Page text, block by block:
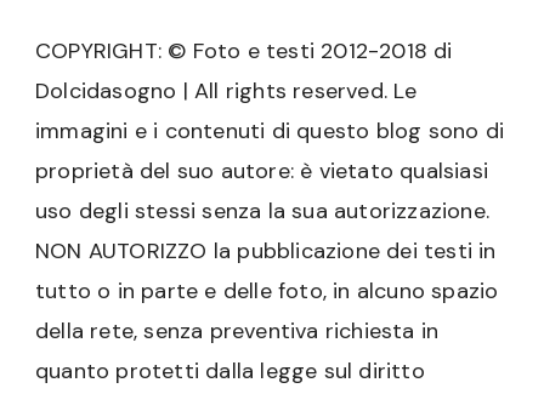
COPYRIGHT: © Foto e testi 2012-2018 di
Dolcidasogno | All rights reserved. Le
immagini e i contenuti di questo blog sono di
proprietà del suo autore: è vietato qualsiasi
uso degli stessi senza la sua autorizzazione.
NON AUTORIZZO la pubblicazione dei testi in
tutto o in parte e delle foto, in alcuno spazio
della rete, senza preventiva richiesta in
quanto protetti dalla legge sul diritto